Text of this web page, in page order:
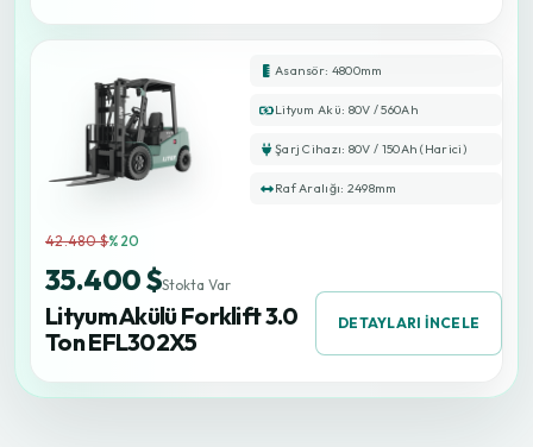
Lityum Akülü Forklift 3.0
Ton EFL302X5
42.480 $%20
35.400 $Stokta Var
DETAYLARI İNCELE
Asansör: 4800mm
Lityum Akü: 80V / 560Ah
Şarj Cihazı: 80V / 150Ah (Harici)
Raf Aralığı: 2498mm